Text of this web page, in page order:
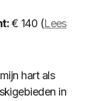
€ 140 (Lees
hart als
in